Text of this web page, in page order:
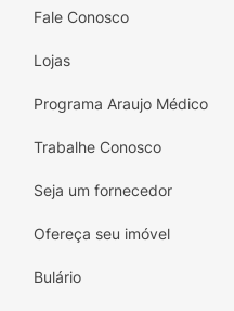
Fale Conosco
Lojas
Programa Araujo Médico
Trabalhe Conosco
Seja um fornecedor
Ofereça seu imóvel
Bulário